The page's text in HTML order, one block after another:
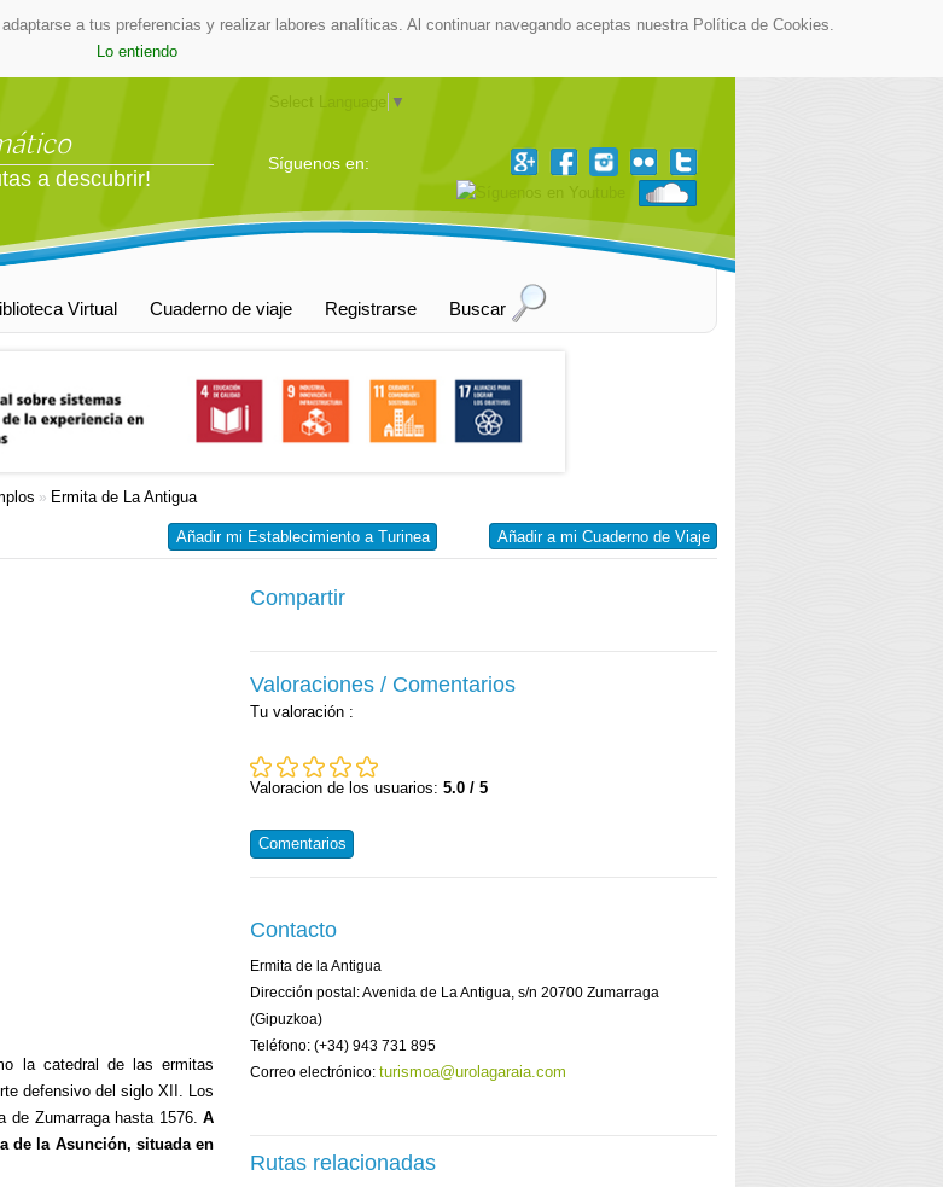
a tus preferencias y realizar labores analíticas. Al continuar navegando aceptas nuestra Política de Cookies.
Lo entiendo
a descubrir!
Select Language ▼
Síguenos en:
Virtual Cuaderno de viaje Registrarse Buscar
» Ermita de La Antigua
Añadir a mi Cuaderno de Viaje
Añadir mi Establecimiento a Turinea
la catedral de las ermitas
defensivo del siglo XII. Los
de Zumarraga hasta 1576.A
de la Asunción, situada en
Compartir
Valoraciones / Comentarios
Tu valoración :
Valoracion de los usuarios:5.0 / 5
Comentarios
Contacto
Ermita de la Antigua
Dirección postal: Avenida de La Antigua, s/n 20700 Zumarraga
(Gipuzkoa)
Teléfono: (+34) 943 731 895
Correo electrónico:turismoa@urolagaraia.com
Rutas relacionadas